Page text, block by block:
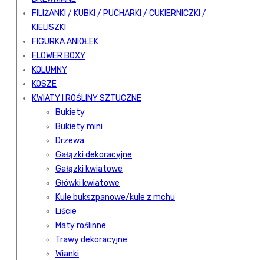
FILIŻANKI / KUBKI / PUCHARKI / CUKIERNICZKI /
KIELISZKI
FIGURKA ANIOŁEK
FLOWER BOXY
KOLUMNY
KOSZE
KWIATY I ROŚLINY SZTUCZNE
Bukiety
Bukiety mini
Drzewa
Gałązki dekoracyjne
Gałązki kwiatowe
Główki kwiatowe
Kule bukszpanowe/kule z mchu
Liście
Maty roślinne
Trawy dekoracyjne
Wianki